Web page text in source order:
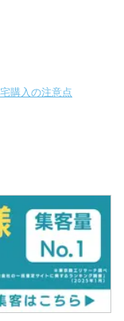
購入の注意点